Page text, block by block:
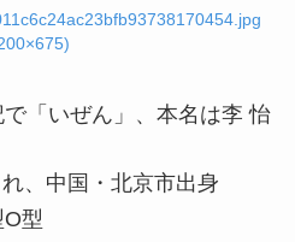
「いぜん」、本名は李 怡
、中国・北京市出身
型